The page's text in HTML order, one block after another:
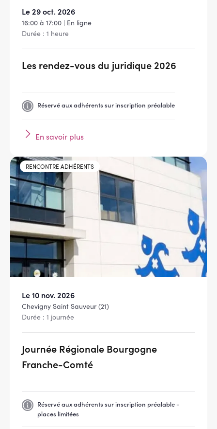
Le 29 oct. 2026
16:00 à 17:00 | En ligne
Durée : 1 heure
Les rendez-vous du juridique 2026
Réservé aux adhérents sur inscription préalable
En savoir plus
ImageRENCONTRE ADHÉRENTS
Le 10 nov. 2026
Chevigny Saint Sauveur (21)
Durée : 1 journée
Journée Régionale Bourgogne
Franche-Comté
Réservé aux adhérents sur inscription préalable -
places limitées